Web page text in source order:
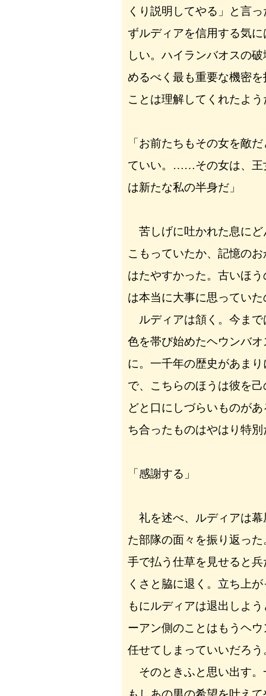
くり説明してやる」と言
ずルディアを信用する気
しい。ハイランバオスの
めるべく最も重要な機密
ことは理解してくれたよう
「お前たちもその女を敵
ていい。……その女は、王
は新たな私の半身だ」
苦しげに吐かれた息にど
こもっていたか、記憶の
はたやすかった。古いほ
は本当に大事に思ってい
ルディアは頷く。今まで
色を帯び始めたヘウンバ
に。一千年の歴史があま
で、こちらのほうは彼を
どと口にしづらいものが
ち合ったものはやはり特別
「感謝する」
礼を述べ、ルディアは幕
た部隊の面々を振り返っ
手で払う仕草を見せると
くさと脇に退く。立ち上
もにルディアは退出しよ
ーアン側のことはもうヘ
任せてしまっていいだろう
そのときふと思い出す。